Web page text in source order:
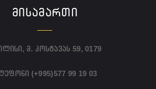
ᲛᲘᲡᲐᲛᲐᲠᲗᲘ
მ. კოსტავას 59, 0179
(+995)577 99 19 03